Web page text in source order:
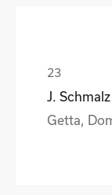
J.
Getta,